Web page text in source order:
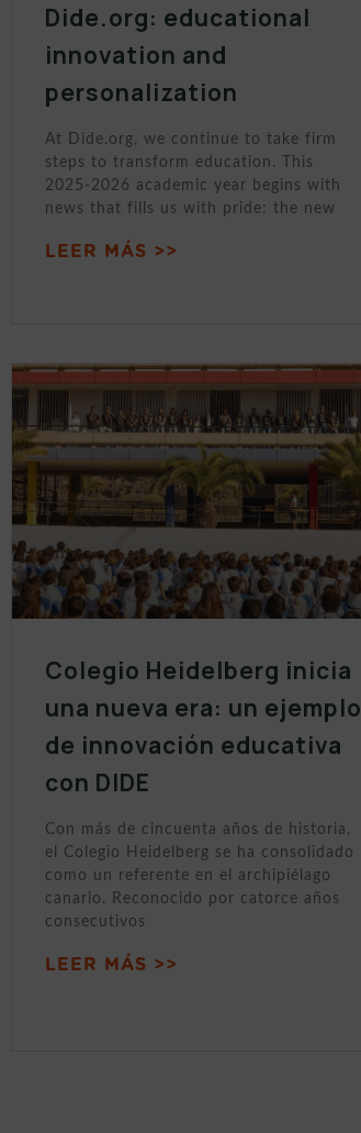
Dide.org: educational
innovation and
personalization
At Dide.org, we continue to take firm
steps to transform education. This
2025-2026 academic year begins with
news that fills us with pride: the new
LEER MÁS >>
Colegio Heidelberg inicia
una nueva era: un ejemplo
de innovación educativa
con DIDE
Con más de cincuenta años de historia,
el Colegio Heidelberg se ha consolidado
como un referente en el archipiélago
canario. Reconocido por catorce años
consecutivos
LEER MÁS >>